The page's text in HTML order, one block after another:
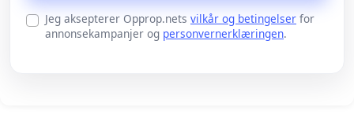
Jeg aksepterer Opprop.nets vilkår og betingelser for
annonsekampanjer og personvernerklæringen.